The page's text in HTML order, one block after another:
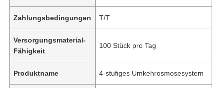
Zahlungsbedingungen T/T
Versorgungsmaterial-
Fähigkeit
100 Stück pro Tag
Produktname 4-stufiges Umkehrosmosesystem